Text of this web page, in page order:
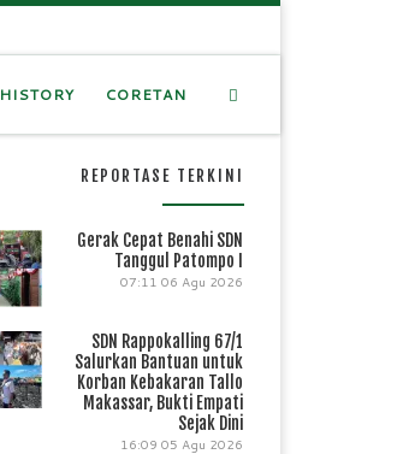
HISTORY CORETAN
REPORTASE TERKINI
Gerak Cepat Benahi SDN
Tanggul Patompo I
07:11 06 Agu 2026
SDN Rappokalling 67/1
Salurkan Bantuan untuk
Korban Kebakaran Tallo
Makassar, Bukti Empati
Sejak Dini
16:09 05 Agu 2026